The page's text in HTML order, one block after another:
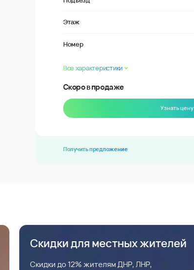
Этаж
Номер
Все характеристики
Скоро в продаже
Узнать цену
Получить предложение
Скидки для местных жителей
Скидки до 12% жителям ДНР, ЛНР,